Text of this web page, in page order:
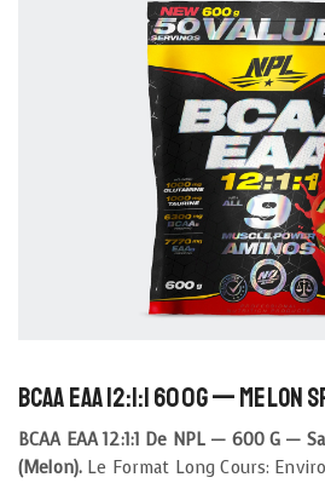
BCAA EAA 12:1:1 600g — Melon
BCAA EAA 12:1:1 De NPL — 600 G —
(melon). Le Format Long Cours: